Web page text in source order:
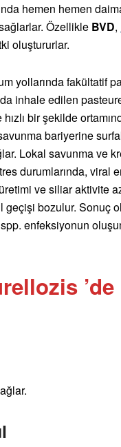
hemen hemen
Özellikle BVD,
oluştururlar.
yollarında fakültatif
inhale edilen
bir şekilde
bariyerine
Lokal savunma ve
durumlarında, viral
ve siliar aktivite
bozulur. Sonuç
enfeksiyonun